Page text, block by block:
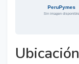
Ubicación